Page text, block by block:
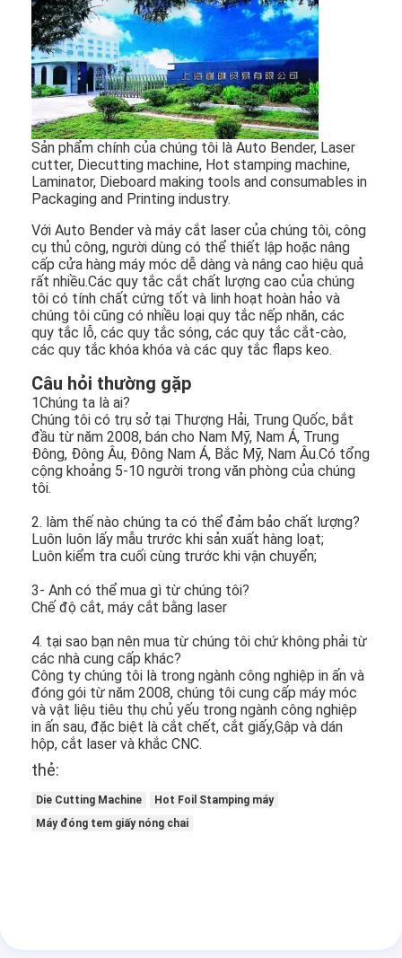
Sản phẩm chính của chúng tôi là Auto Bender, Laser
cutter, Diecutting machine, Hot stamping machine,
Laminator, Dieboard making tools and consumables in
Packaging and Printing industry.
Với Auto Bender và máy cắt laser của chúng tôi, công
cụ thủ công, người dùng có thể thiết lập hoặc nâng
cấp cửa hàng máy móc dễ dàng và nâng cao hiệu quả
rất nhiều.Các quy tắc cắt chất lượng cao của chúng
tôi có tính chất cứng tốt và linh hoạt hoàn hảo và
chúng tôi cũng có nhiều loại quy tắc nếp nhăn, các
quy tắc lỗ, các quy tắc sóng, các quy tắc cắt-cào,
các quy tắc khóa khóa và các quy tắc flaps keo.
Câu hỏi thường gặp
1Chúng ta là ai?
Chúng tôi có trụ sở tại Thượng Hải, Trung Quốc, bắt
đầu từ năm 2008, bán cho Nam Mỹ, Nam Á, Trung
Đông, Đông Âu, Đông Nam Á, Bắc Mỹ, Nam Âu.Có tổng
cộng khoảng 5-10 người trong văn phòng của chúng
tôi.
2. làm thế nào chúng ta có thể đảm bảo chất lượng?
Luôn luôn lấy mẫu trước khi sản xuất hàng loạt;
Luôn kiểm tra cuối cùng trước khi vận chuyển;
3- Anh có thể mua gì từ chúng tôi?
Chế độ cắt, máy cắt bằng laser
4. tại sao bạn nên mua từ chúng tôi chứ không phải từ
các nhà cung cấp khác?
Công ty chúng tôi là trong ngành công nghiệp in ấn và
đóng gói từ năm 2008, chúng tôi cung cấp máy móc
và vật liệu tiêu thụ chủ yếu trong ngành công nghiệp
in ấn sau, đặc biệt là cắt chết, cắt giấy,Gập và dán
hộp, cắt laser và khắc CNC.
thẻ:
Die Cutting Machine
Hot Foil Stamping máy
Máy đóng tem giấy nóng chai